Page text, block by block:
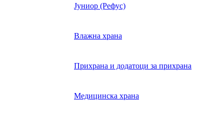
Јуниор (Рефус)
Влажна храна
Прихрана и додатоци за прихрана
Медицинска храна